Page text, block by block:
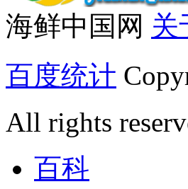
海鲜中国网 关
百度统计
All rights
百科